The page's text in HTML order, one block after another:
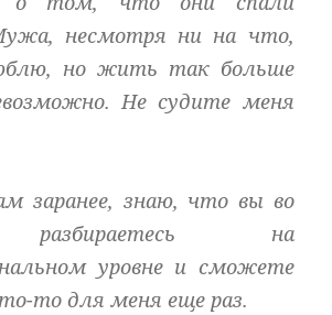
несмотря ни на что,
но жить так больше
Не судите меня
заранее, знаю, что вы во
на
уровне и сможете
то для меня еще раз.